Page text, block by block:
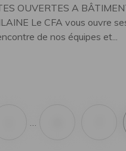
OUVERTES A
Le CFA vous ouvre
de nos équipes et...
…